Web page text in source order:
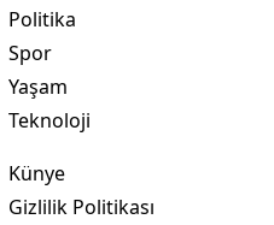
Politika
Spor
Yaşam
Teknoloji
Künye
Gizlilik Politikası